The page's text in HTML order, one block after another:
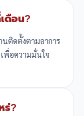
ดือน?
นติดตั้งตามอาการ
พื่อความมั่นใจ
ร่?